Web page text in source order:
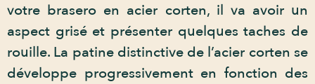
votre brasero en acier corten, il va avoir un
aspect grisé et présenter quelques taches de
rouille. La patine distinctive de l’acier corten se
développe progressivement en fonction des